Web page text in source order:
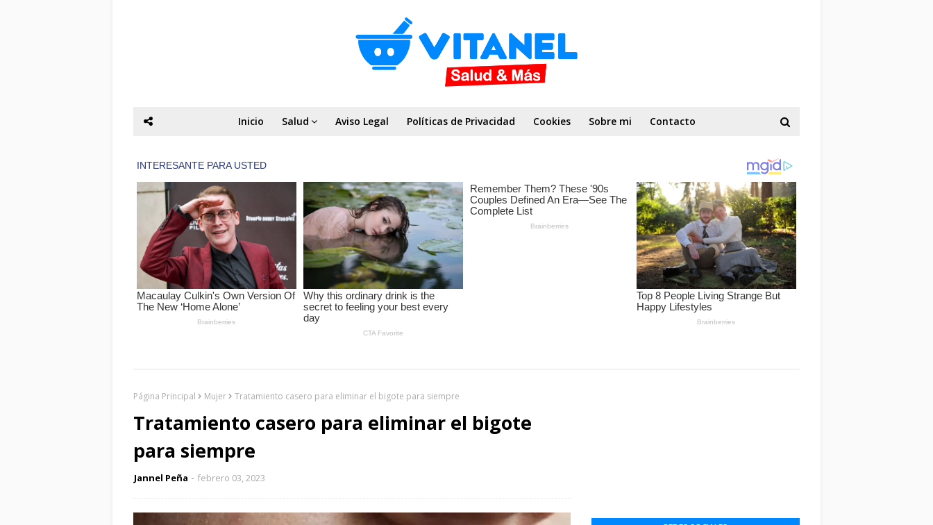
Inicio Salud Aviso Legal Políticas de Privacidad Cookies Sobre mi Contacto
Página Principal Mujer Tratamiento casero para eliminar el bigote para siempre
Tratamiento casero para eliminar el bigote
para siempre
Jannel Peña febrero 03, 2023